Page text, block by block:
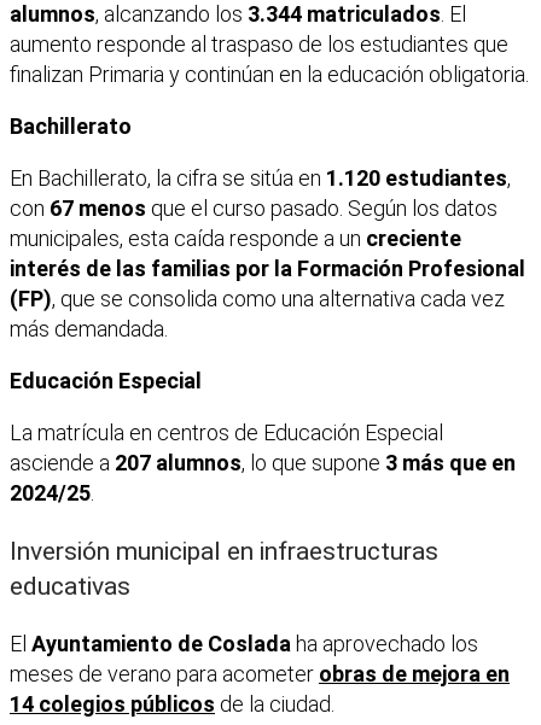
alumnos, alcanzando los 3.344 matriculados. El
aumento responde al traspaso de los estudiantes que
finalizan Primaria y continúan en la educación obligatoria.
Bachillerato
En Bachillerato, la cifra se sitúa en 1.120 estudiantes,
con 67 menos que el curso pasado. Según los datos
municipales, esta caída responde a un creciente
interés de las familias por la Formación Profesional
(FP), que se consolida como una alternativa cada vez
más demandada.
Educación Especial
La matrícula en centros de Educación Especial
asciende a 207 alumnos, lo que supone 3 más que en
2024/25.
Inversión municipal en infraestructuras
educativas
El Ayuntamiento de Coslada ha aprovechado los
meses de verano para acometer obras de mejora en
14 colegios públicos de la ciudad.